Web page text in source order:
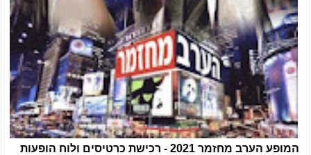
המופע הערב מחזמר 2021 - רכישת כרטיסים ולוח הופעות